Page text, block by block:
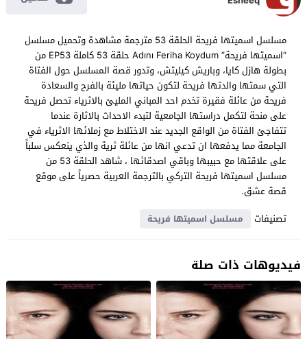
مسلسل اسميتها فريحة الحلقة 53 مترجمة مشاهدة وتحميل مسلسل
“اسميتها فريحة” Adını Feriha Koydum حلقة 53 كاملة EP53 من
بطولة هازل كايا، وباريش كيليتش، وتدور قصة المسلسل حول الفتاة
التي سمتها والدتها فريحة لتكون حياتها مليئة بالفرح والسعادة
فريحة من عائلة فقيرة تخدم احد المباني المليئ بالاثرياء تحصل فريحة
على منحة لتكمل دراستها الجامعية لتبدء الاحداث بالاثارة عندما
تتفاجئ الفتاة من الواقع الجديد عند الاختلاط مع زملائها الاثرياء في
الجامعة مما يدفعها ان تدعي انها من عائلة ثرية والذي ينعكس سلباً
على علاقتها مع حبيبها وباقي اصدقائها ، شاهد الحلقة 53 من
مسلسل اسميتها فريحة التركي بالترجمة العربية حصرياً على موقع
قصة عشق.
تصنيفات
مسلسل اسميتها فريحة
فيديوهات ذات صلة